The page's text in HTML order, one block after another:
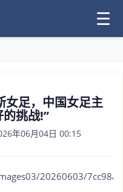
☰
女足，中国女足主
挑战!”
年06月04日 00:15
20260603/